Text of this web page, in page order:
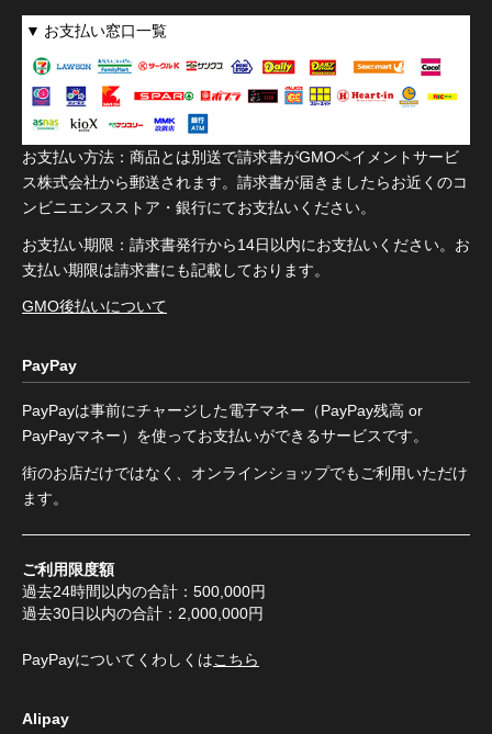
お支払い窓口一覧
お支払い方法：商品とは別送で請求書がGMOペイメントサービ
ス株式会社から郵送されます。請求書が届きましたらお近くのコ
ンビニエンスストア・銀行にてお支払いください。
お支払い期限：請求書発行から14日以内にお支払いください。お
支払い期限は請求書にも記載しております。
GMO後払いについて
PayPay
PayPayは事前にチャージした電子マネー（PayPay残高 or
PayPayマネー）を使ってお支払いができるサービスです。
街のお店だけではなく、オンラインショップでもご利用いただけ
ます。
ご利用限度額
過去24時間以内の合計：500,000円
過去30日以内の合計：2,000,000円
PayPayについてくわしくはこちら
Alipay